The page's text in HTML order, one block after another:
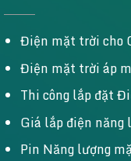
Điện mặt trời cho
Điện mặt trời áp
Thi công lắp đặt
Giá lắp điện
Pin Năng lượng